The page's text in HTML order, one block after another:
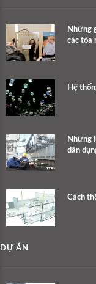
Những
các tòa
Hệ
Những
dân
Cách
DỰ ÁN